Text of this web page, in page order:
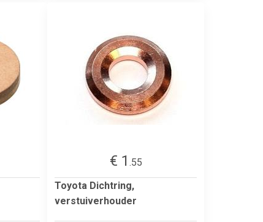
€ 1 .55
Toyota Dichtring,
verstuiverhouder